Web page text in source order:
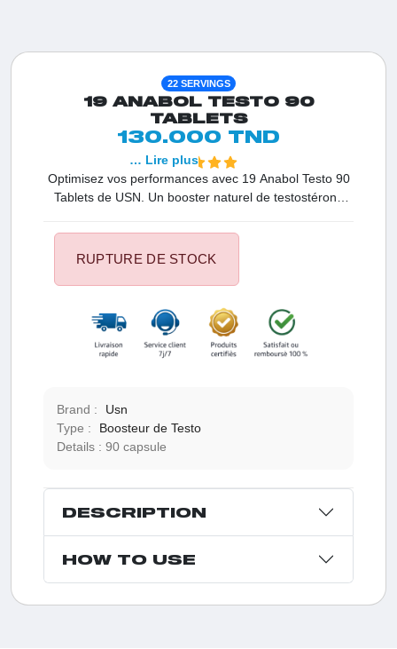
22 SERVINGS
19 ANABOL TESTO 90
TABLETS
130.000 TND
Optimisez vos performances avec 19 Anabol Testo 90
Tablets de USN. Un booster naturel de testostérone
soutenir vos niveaux hormonaux, renforcer votre
endurance et favoriser la force.
… Lire plus
RUPTURE DE STOCK
Brand :
Usn
Type :
Boosteur de Testo
Details :
90 capsule
DESCRIPTION
HOW TO USE